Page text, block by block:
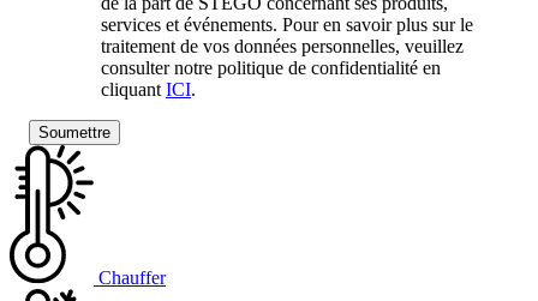
services et événements. Pour en savoir plus sur le
traitement de vos données personnelles, veuillez
consulter notre politique de confidentialité en
cliquant ICI.
Chauffer